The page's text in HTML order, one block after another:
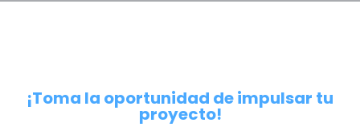
¡Toma la oportunidad de impulsar tu
proyecto!